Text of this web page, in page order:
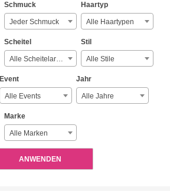
Schmuck
Jeder Schmuck
Haartyp
Alle Haartypen
Scheitel
Alle Scheitelarten
Stil
Alle Stile
Event
Alle Events
Jahr
Alle Jahre
Marke
Alle Marken
ANWENDEN